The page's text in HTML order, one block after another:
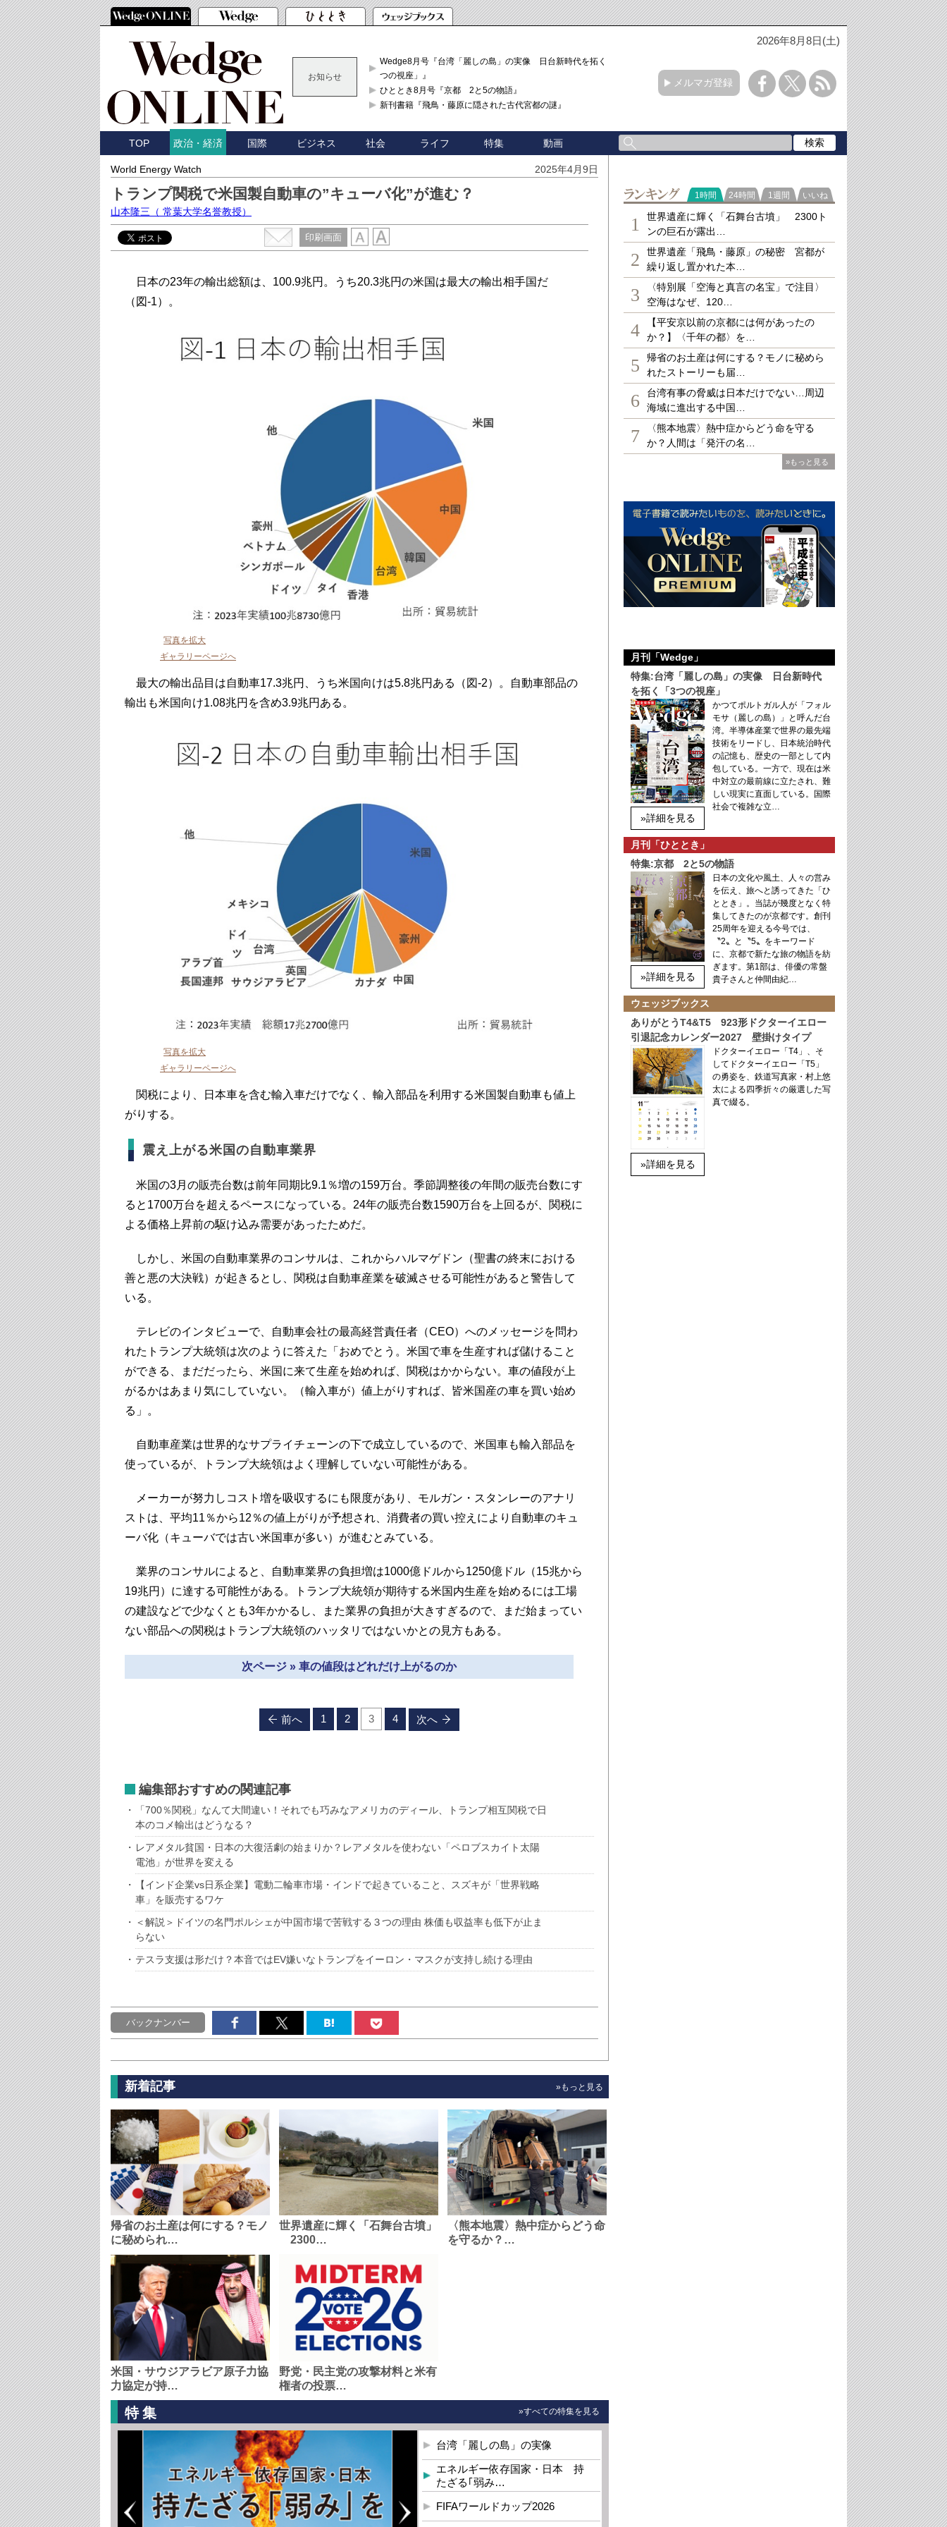
2026年8月8日(土)
お知らせ
Wedge8月号『台湾「麗しの島」の実像 日台新時代を拓く「3
つの視座」』
ひととき8月号『京都 2と5の物語』
新刊書籍『飛鳥・藤原に隠された古代宮都の謎』
メルマガ登録
TOP 政治・経済 国際 ビジネス 社会 ライフ 特集 動画
World Energy Watch 2025年4月9日
トランプ関税で米国製自動車の”キューバ化”が進む？
山本隆三 （ 常葉大学名誉教授）
印刷画面
日本の23年の輸出総額は、100.9兆円。うち20.3兆円の米国は最大の輸出相手国だ
（図-1）。
写真を拡大
ギャラリーページへ
最大の輸出品目は自動車17.3兆円、うち米国向けは5.8兆円ある（図-2）。自動車部品の
輸出も米国向け1.08兆円を含め3.9兆円ある。
写真を拡大
ギャラリーページへ
関税により、日本車を含む輸入車だけでなく、輸入部品を利用する米国製自動車も値上
がりする。
震え上がる米国の自動車業界
米国の3月の販売台数は前年同期比9.1％増の159万台。季節調整後の年間の販売台数にす
ると1700万台を超えるペースになっている。24年の販売台数1590万台を上回るが、関税に
よる価格上昇前の駆け込み需要があったためだ。
しかし、米国の自動車業界のコンサルは、これからハルマゲドン（聖書の終末における
善と悪の大決戦）が起きるとし、関税は自動車産業を破滅させる可能性があると警告して
いる。
テレビのインタビューで、自動車会社の最高経営責任者（CEO）へのメッセージを問わ
れたトランプ大統領は次のように答えた「おめでとう。米国で車を生産すれば儲けること
ができる、まだだったら、米国に来て生産を始めれば、関税はかからない。車の値段が上
がるかはあまり気にしていない。（輸入車が）値上がりすれば、皆米国産の車を買い始め
る」。
自動車産業は世界的なサプライチェーンの下で成立しているので、米国車も輸入部品を
使っているが、トランプ大統領はよく理解していない可能性がある。
メーカーが努力しコスト増を吸収するにも限度があり、モルガン・スタンレーのアナリ
ストは、平均11％から12％の値上がりが予想され、消費者の買い控えにより自動車のキュ
ーバ化（キューバでは古い米国車が多い）が進むとみている。
業界のコンサルによると、自動車業界の負担増は1000億ドルから1250億ドル（15兆から
19兆円）に達する可能性がある。トランプ大統領が期待する米国内生産を始めるには工場
の建設などで少なくとも3年かかるし、また業界の負担が大きすぎるので、まだ始まってい
ない部品への関税はトランプ大統領のハッタリではないかとの見方もある。
次ページ » 車の値段はどれだけ上がるのか
前へ 1 2 3 4 次へ
編集部おすすめの関連記事
「700％関税」なんて大間違い！それでも巧みなアメリカのディール、トランプ相互関税で日
本のコメ輸出はどうなる？
レアメタル貧国・日本の大復活劇の始まりか？レアメタルを使わない「ペロブスカイト太陽
電池」が世界を変える
【インド企業vs日系企業】電動二輪車市場・インドで起きていること、スズキが「世界戦略
車」を販売するワケ
＜解説＞ドイツの名門ポルシェが中国市場で苦戦する３つの理由 株価も収益率も低下が止ま
らない
テスラ支援は形だけ？本音ではEV嫌いなトランプをイーロン・マスクが支持し続ける理由
バックナンバー
新着記事 »もっと見る
帰省のお土産は何にする？モノ
に秘められ…
世界遺産に輝く「石舞台古墳」
2300…
〈熊本地震〉熱中症からどう命
を守るか？…
米国・サウジアラビア原子力協
力協定が持…
野党・民主党の攻撃材料と米有
権者の投票…
特集 »すべての特集を見る
台湾「麗しの島」の実像
エネルギー依存国家・日本 持
たざる｢弱み…
FIFAワールドカップ2026
ランキング
1時間 24時間 1週間 いいね
1
世界遺産に輝く「石舞台古墳」 2300ト
ンの巨石が露出…
2
世界遺産「飛鳥・藤原」の秘密 宮都が
繰り返し置かれた本…
3
〈特別展「空海と真言の名宝」で注目〉
空海はなぜ、120…
4
【平安京以前の京都には何があったの
か？】〈千年の都〉を…
5
帰省のお土産は何にする？モノに秘めら
れたストーリーも届…
6
台湾有事の脅威は日本だけでない…周辺
海域に進出する中国…
7
〈熊本地震〉熱中症からどう命を守る
か？人間は「発汗の名…
»もっと見る
月刊「Wedge」
特集:台湾「麗しの島」の実像 日台新時代
を拓く「3つの視座」
»詳細を見る
かつてポルトガル人が「フォル
モサ（麗しの島）」と呼んだ台
湾。半導体産業で世界の最先端
技術をリードし、日本統治時代
の記憶も、歴史の一部として内
包している。一方で、現在は米
中対立の最前線に立たされ、難
しい現実に直面している。国際
社会で複雑な立…
月刊「ひととき」
特集:京都 2と5の物語
»詳細を見る
日本の文化や風土、人々の営み
を伝え、旅へと誘ってきた「ひ
ととき」。当誌が幾度となく特
集してきたのが京都です。創刊
25周年を迎える今号では、
〝2〟と〝5〟をキーワード
に、京都で新たな旅の物語を紡
ぎます。第1部は、俳優の常盤
貴子さんと仲間由紀…
ウェッジブックス
ありがとうT4&T5 923形ドクターイエロー
引退記念カレンダー2027 壁掛けタイプ
»詳細を見る
ドクターイエロー「T4」、そ
してドクターイエロー「T5」
の勇姿を、鉄道写真家・村上悠
太による四季折々の厳選した写
真で綴る。